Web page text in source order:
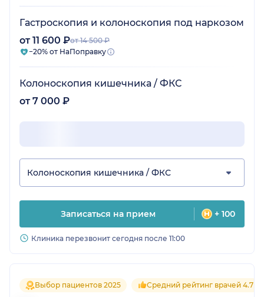
Гастроскопия и колоноскопия под наркозом
от 11 600 ₽от 14 500 ₽
−20% от НаПоправку
Колоноскопия кишечника / ФКС
от 7 000 ₽
Колоноскопия кишечника / ФКС
Записаться на прием + 100
Клиника перезвонит сегодня после 11:00
Выбор пациентов 2025 Средний рейтинг врачей 4.7